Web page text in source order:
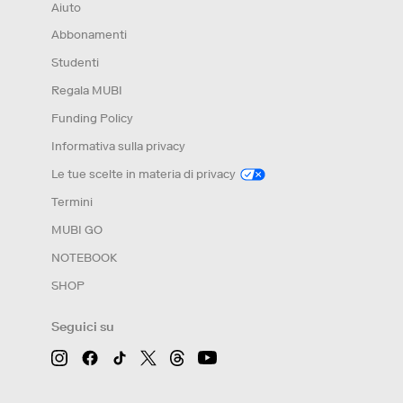
Seguici su
Aiuto
Abbonamenti
Studenti
Regala MUBI
Funding Policy
Informativa sulla privacy
Le tue scelte in materia di privacy
Termini
MUBI GO
NOTEBOOK
SHOP